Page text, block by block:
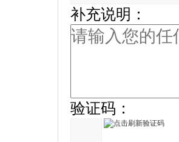
补充说明：
验证码：